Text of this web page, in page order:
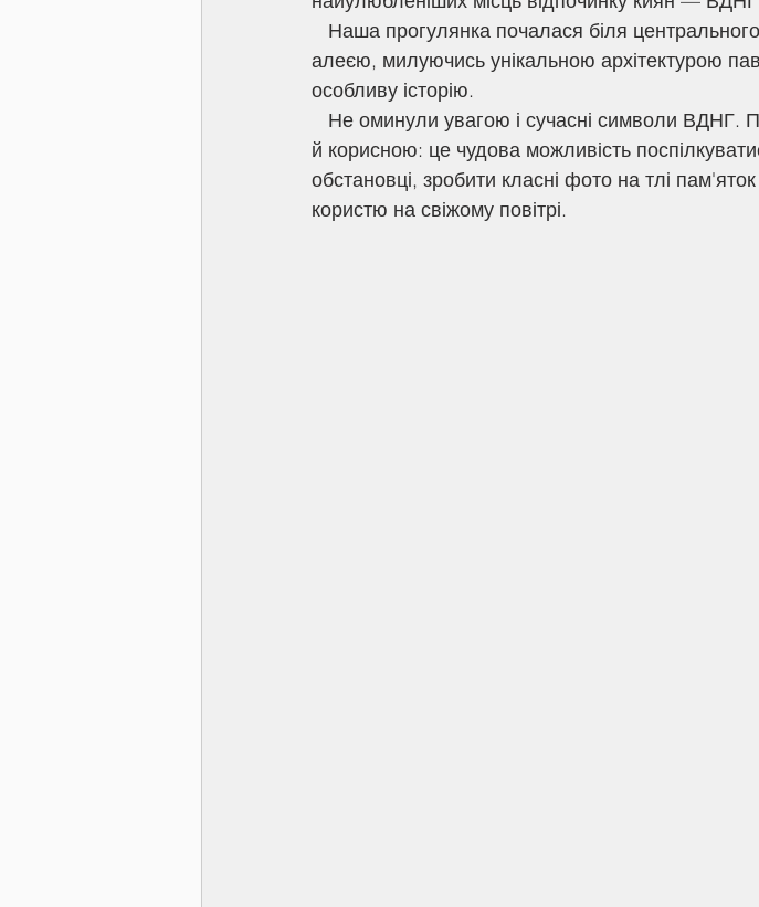
алеєю, милуючись унікальною архітектурою
особливу історію.
й корисною: це чудова можливість
обстановці, зробити класні фото на тлі
користю на свіжому повітрі.